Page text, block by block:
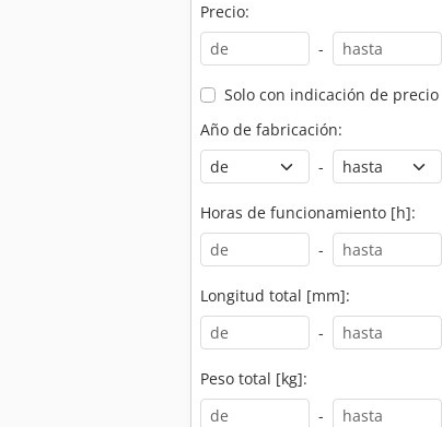
Precio:
-
Solo con indicación de precio
Año de fabricación:
-
Horas de funcionamiento [h]:
-
Longitud total [mm]:
-
Peso total [kg]:
-